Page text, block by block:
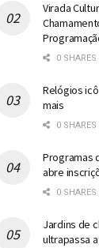
Virada
0 SHARES
Relógios
mais
0 SHARES
Programas
abre
0 SHARES
Jardins de
ultrapassa